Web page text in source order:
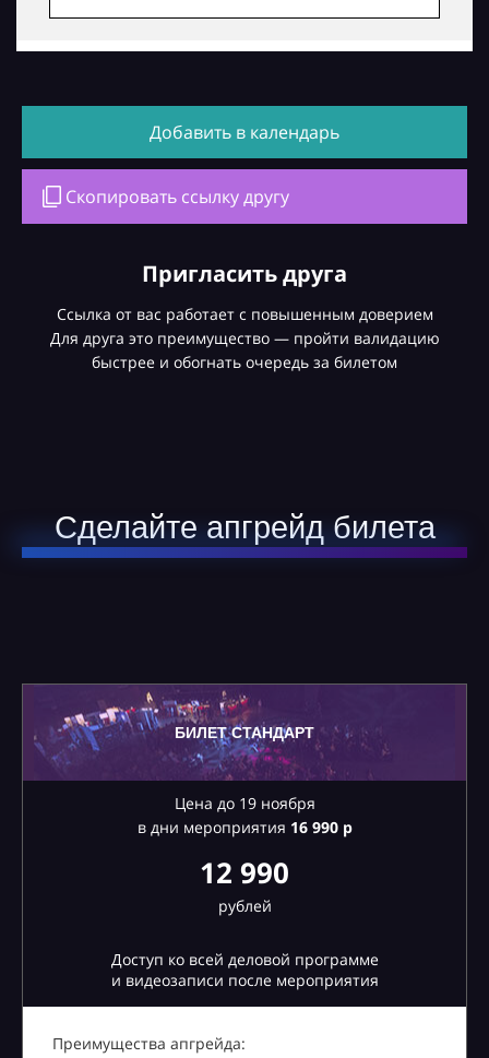
Добавить в календарь
Скопировать ссылку другу
Пригласить друга
Ссылка от вас работает с повышенным доверием
Для друга это преимущество — пройти валидацию
быстрее и обогнать очередь за билетом
Сделайте апгрейд билета
БИЛЕТ СТАНДАРТ
Цена до 19 ноября
в дни мероприятия 16990 р
12 990
рублей
Доступ ко всей деловой программе
и видеозаписи после мероприятия
Преимущества апгрейда: